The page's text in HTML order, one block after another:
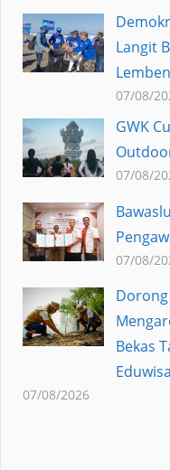
Langit
07/08/
GWK
07/08/
07/08/
Bekas
07/08/2026